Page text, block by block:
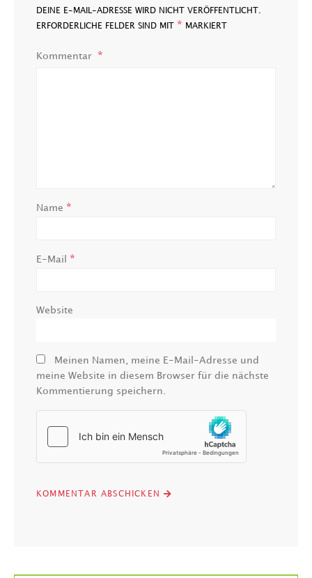
DEINE E-MAIL-ADRESSE WIRD NICHT VERÖFFENTLICHT.
ERFORDERLICHE FELDER SIND MIT * MARKIERT
Kommentar
Name *
E-Mail *
Website
Meinen Namen, meine E-Mail-Adresse und
meine Website in diesem Browser für die nächste
Kommentierung speichern.